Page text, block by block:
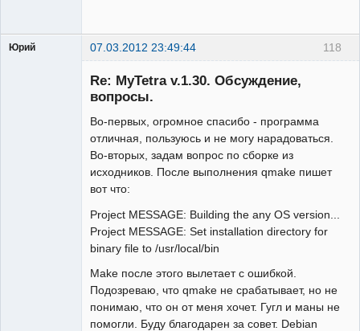
118
Юрий 07.03.2012 23:49:44
Re: MyTetra v.1.30. Обсуждение,
вопросы.
Во-первых, огромное спасибо - программа
отличная, пользуюсь и не могу нарадоваться.
Во-вторых, задам вопрос по сборке из
исходников. После выполнения qmake пишет
вот что:
Project MESSAGE: Building the any OS version...
Project MESSAGE: Set installation directory for
binary file to /usr/local/bin
Make после этого вылетает с ошибкой.
Подозреваю, что qmake не срабатывает, но не
понимаю, что он от меня хочет. Гугл и маны не
помогли. Буду благодарен за совет. Debian